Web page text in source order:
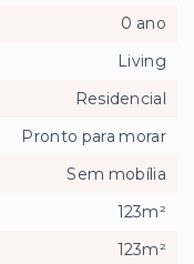
0 ano
Living
Residencial
Pronto para morar
Sem mobília
123m²
123m²